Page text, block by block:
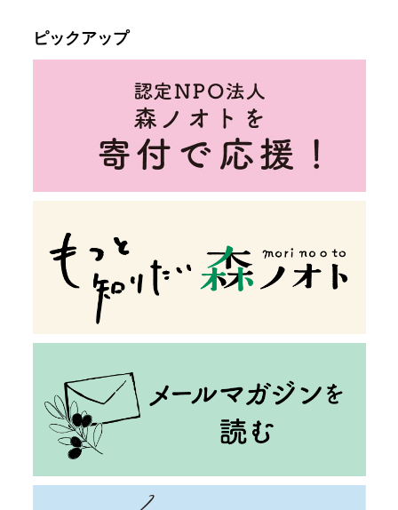
ピックアップ